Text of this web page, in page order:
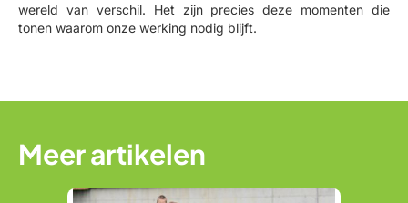
wereld van verschil. Het zijn precies deze momenten die
tonen waarom onze werking nodig blijft.
Meer artikelen